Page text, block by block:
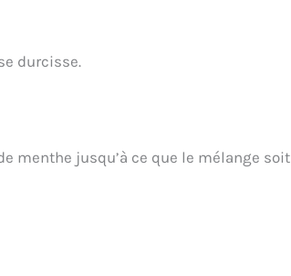
durcisse.
menthe jusqu’à ce que le mélange soit